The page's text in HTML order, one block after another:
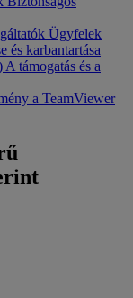
Ügyfelek
és karbantartása
A támogatás és a
a TeamViewer